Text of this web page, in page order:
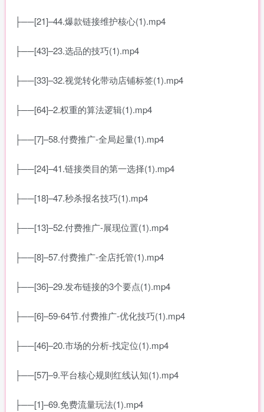
├──[21]–44.爆款链接维护核心(1).mp4
├──[43]–23.选品的技巧(1).mp4
├──[33]–32.视觉转化带动店铺标签(1).mp4
├──[64]–2.权重的算法逻辑(1).mp4
├──[7]–58.付费推广-全局起量(1).mp4
├──[24]–41.链接类目的第一选择(1).mp4
├──[18]–47.秒杀报名技巧(1).mp4
├──[13]–52.付费推广-展现位置(1).mp4
├──[8]–57.付费推广-全店托管(1).mp4
├──[36]–29.发布链接的3个要点(1).mp4
├──[6]–59-64节.付费推广-优化技巧(1).mp4
├──[46]–20.市场的分析-找定位(1).mp4
├──[57]–9.平台核心规则红线认知(1).mp4
├──[1]–69.免费流量玩法(1).mp4